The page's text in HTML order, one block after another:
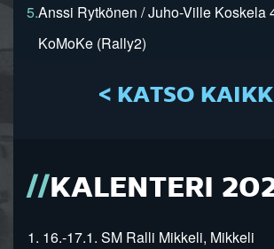
5.Anssi Rytkönen / Juho-Ville Koskela
KoMoKe (Rally2)
< KATSO
KALENTERI
1. 16.-17.1. SM Ralli Mikkeli, Mikkeli